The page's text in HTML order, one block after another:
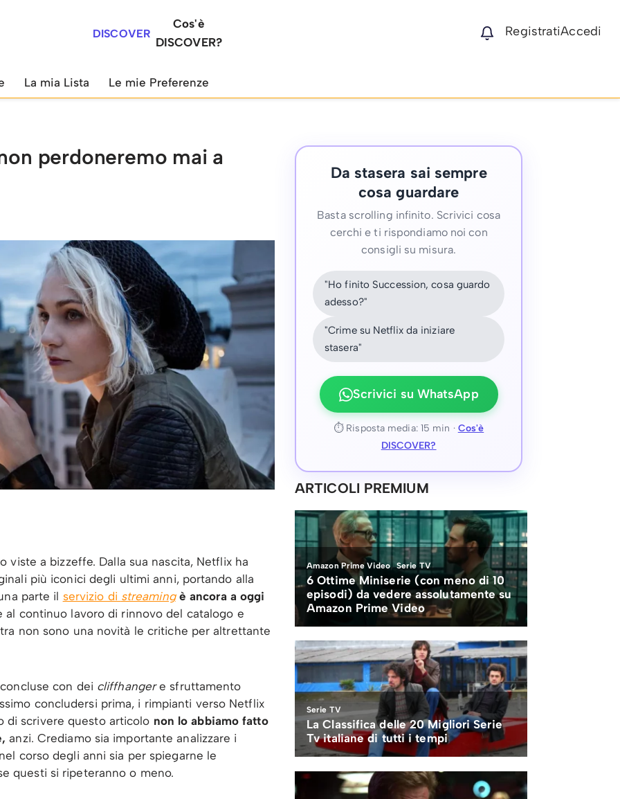
DISCOVER
Cos'è
DISCOVER?
RegistratiAccedi
La mia Lista Le mie Preferenze
perdoneremo mai a
viste a bizzeffe. Dalla sua nascita, Netflix ha
più iconici degli ultimi anni, portando alla
parte il servizio di streaming è ancora a oggi
al continuo lavoro di rinnovo del catalogo e
non sono una novità le critiche per altrettante
con dei cliffhangere sfruttamento
concludersi prima, i rimpianti verso Netflix
di scrivere questo articolo non lo abbiamo fatto
anzi. Crediamo sia importante analizzare i
corso degli anni sia per spiegarne le
questi si ripeteranno o meno.
Da stasera sai sempre
cosa guardare
Basta scrolling infinito. Scrivici cosa
cerchi e ti rispondiamo noi con
consigli su misura.
"Ho finito Succession, cosa guardo
adesso?"
"Crime su Netflix da iniziare
stasera"
Scrivici su WhatsApp
⏱ Risposta media: 15 min · Cos'è
DISCOVER?
ARTICOLI PREMIUM